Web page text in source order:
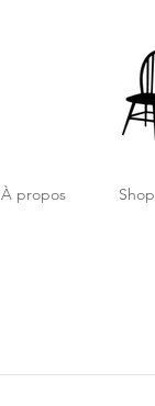
À propos Shop